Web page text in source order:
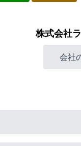
株式会社
会社